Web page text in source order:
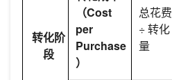
转化阶
段
（Cost
per
Purchase
）
总花费
÷ 转化
量